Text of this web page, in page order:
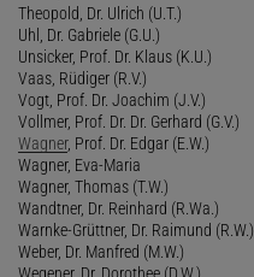
Theopold, Dr. Ulrich (U.T.)
Uhl, Dr. Gabriele (G.U.)
Unsicker, Prof. Dr. Klaus (K.U.)
Vaas, Rüdiger (R.V.)
Vogt, Prof. Dr. Joachim (J.V.)
Vollmer, Prof. Dr. Dr. Gerhard (G.V.)
Wagner, Prof. Dr. Edgar (E.W.)
Wagner, Eva-Maria
Wagner, Thomas (T.W.)
Wandtner, Dr. Reinhard (R.Wa.)
Warnke-Grüttner, Dr. Raimund (R.W.)
Weber, Dr. Manfred (M.W.)
Wegener, Dr. Dorothee (D.W.)